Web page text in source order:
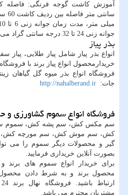
جوانه زنی 24 تا 32 درجه سانتی گراد می باشد.
بذر پیاز
انواع بذر پیاز شامل پیاز طلایی، پیاز
خریدارمحصول انواع پیاز برند با فروشگاه
فروشگاه انواع بذر میوه گل گیاهان
جات: http://nahalberand.ir
فروشگاه انواع سموم گشاورزی
سم مکس کش، سم پشه کش، سموم
کش، سم موش کش، سم مورچه
گیر و محصولات دیگر سموم را می
بصورت آنلاین خریداری فرمایید.
برای خریدار انواع سموم های برند
محصول برند و به شرط دادن محصول
مشتریان محترم می باشد.